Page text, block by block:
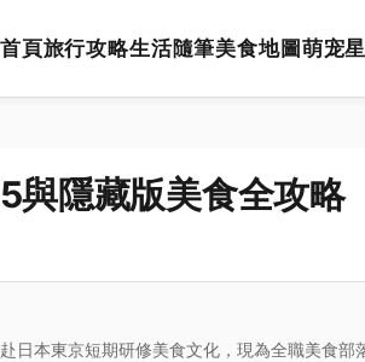
首頁旅行攻略生活隨筆美食地圖萌宠
與隱藏版美食全攻略
日本東京短期研修美食文化，現為全職美食